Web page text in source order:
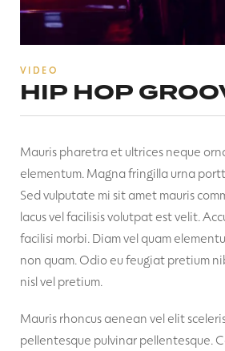
VIDEO
HIP HOP
Mauris pharetra et ultrices neque
elementum. Magna fringilla urna
Sed vulputate mi sit amet mauris
lacus vel facilisis volutpat est velit.
facilisi morbi. Diam vel quam
non quam. Odio eu feugiat pretium
nisl vel pretium.
Mauris rhoncus aenean vel elit
pellentesque pulvinar pellentesque.